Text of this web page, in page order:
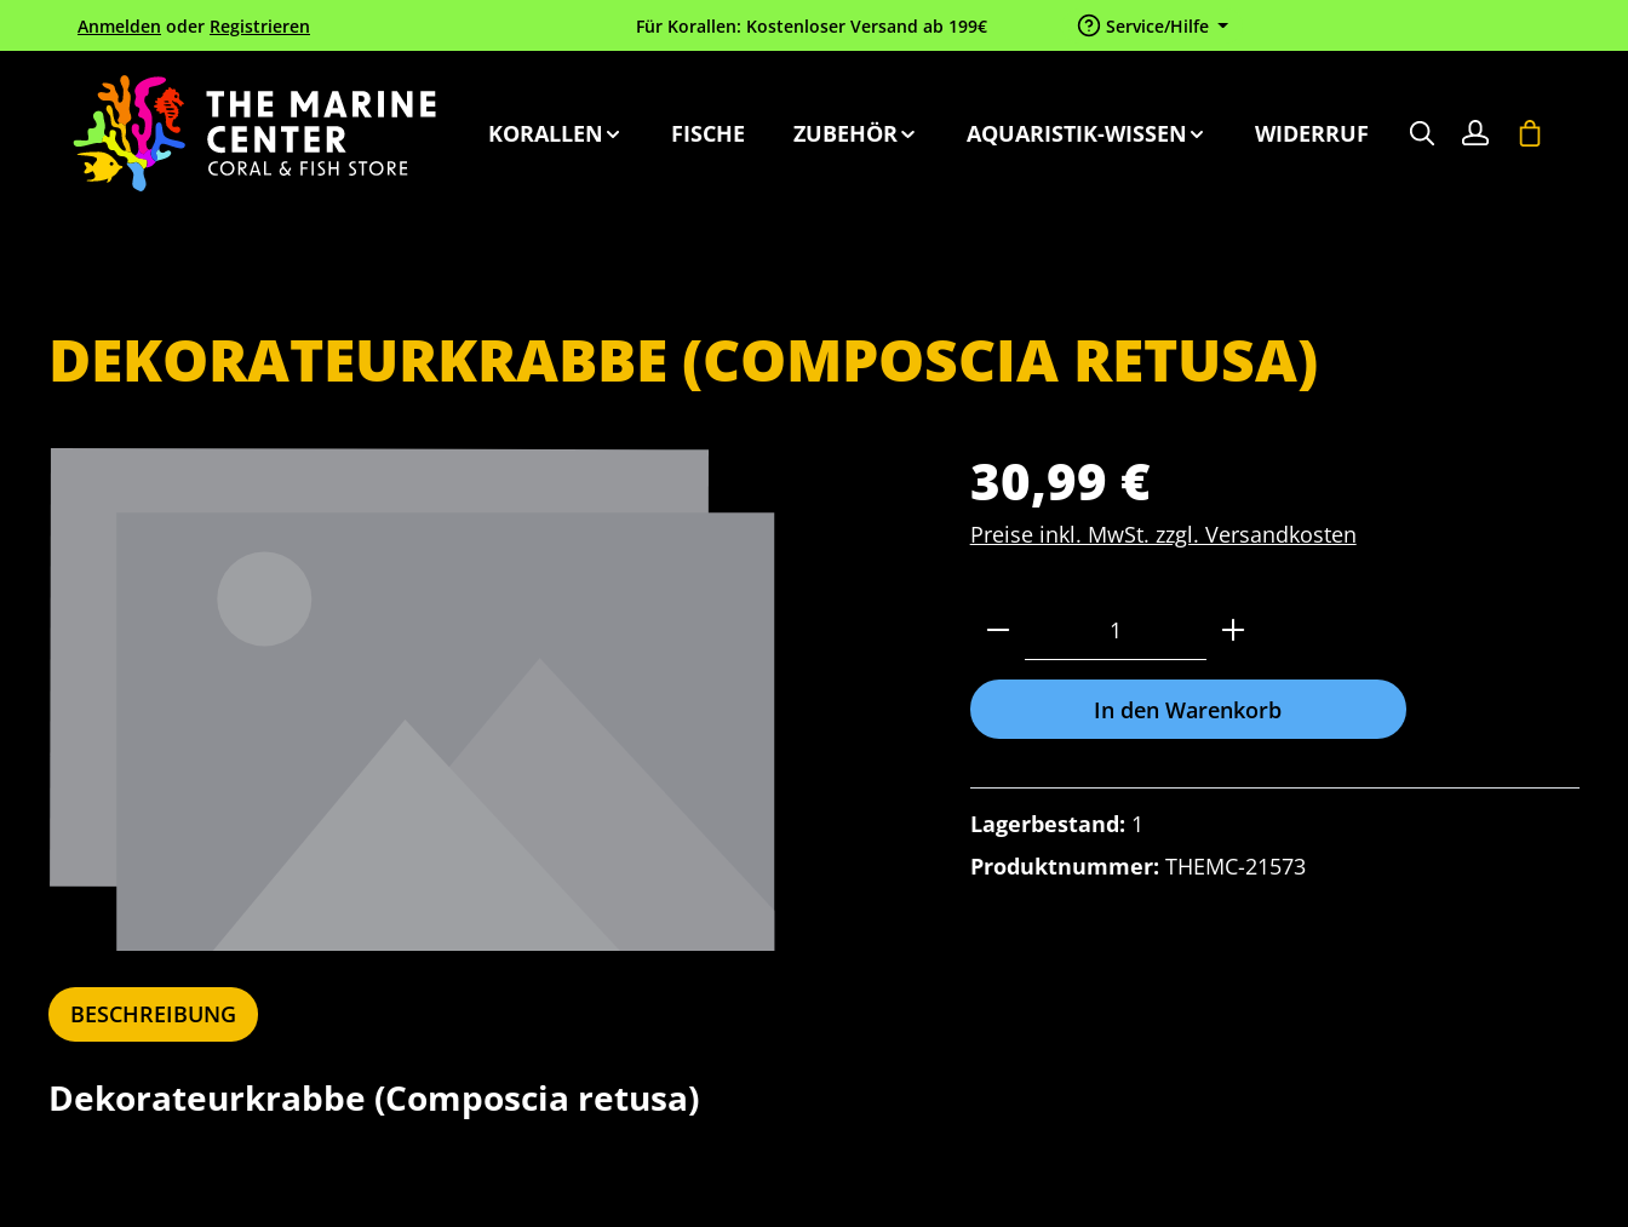
Hauptnavigation springen
Anmelden oder Registrieren Für Korallen: Kostenloser Versand ab 199€ Service/Hilfe
KORALLEN FISCHE ZUBEHÖR AQUARISTIK-WISSEN WIDERRUF
DEKORATEURKRABBE (COMPOSCIA RETUSA)
Bildergalerie überspringen 30,99 €
Preise inkl. MwSt. zzgl. Versandkosten
Produkt Anzahl: Gib den gewünschten Wert
In den Warenkorb
Lagerbestand: 1
Produktnummer: THEMC-21573
BESCHREIBUNG
Dekorateurkrabbe (Composcia retusa)